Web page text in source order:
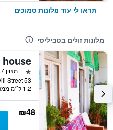
תראו לי עוד מלונות סמוכים
מלונות זולים בטביליסי
כוכב 1מצוין 8.7
1.2 ק״מ ממרכז העיר
₪48